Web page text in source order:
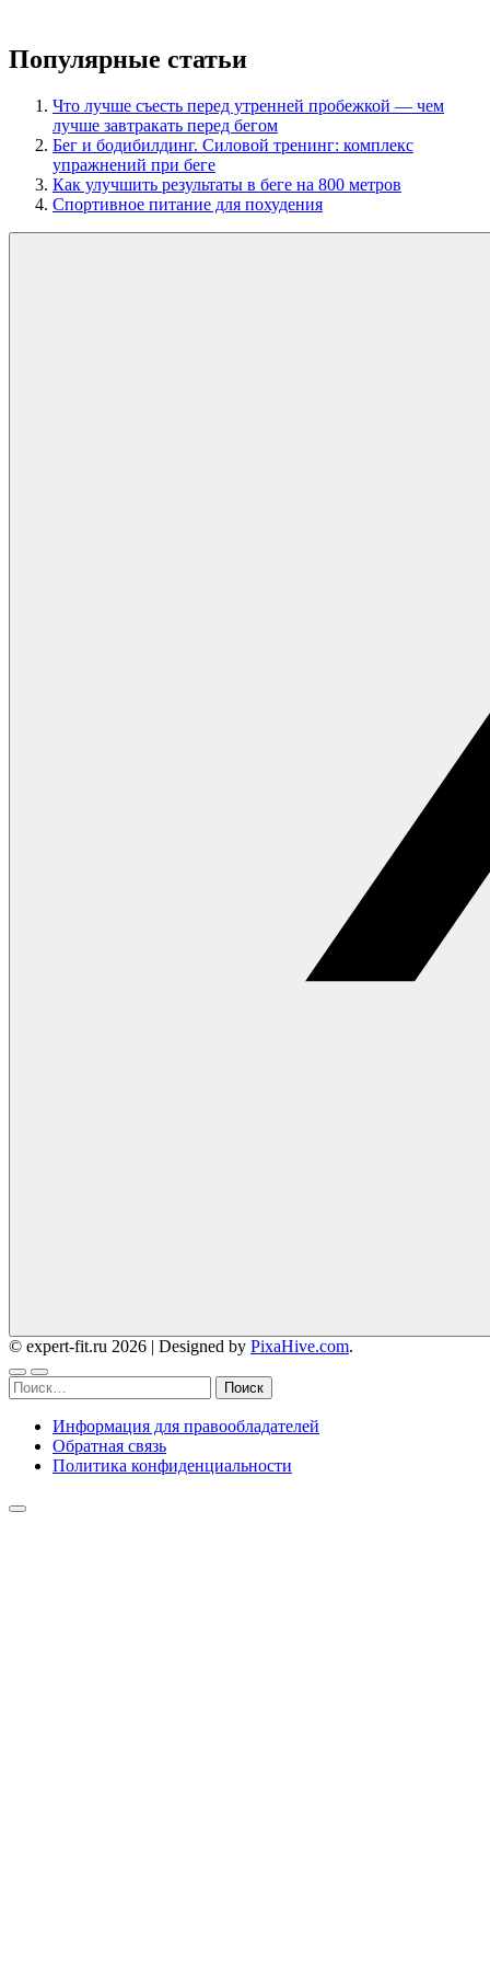
Популярные статьи
Что лучше съесть перед утренней пробежкой — чем
лучше завтракать перед бегом
Бег и бодибилдинг. Силовой тренинг: комплекс
упражнений при беге
Как улучшить результаты в беге на 800 метров
Спортивное питание для похудения
© expert-fit.ru 2026 | Designed by PixaHive.com.
Найти:
Информация для правообладателей
Обратная связь
Политика конфиденциальности